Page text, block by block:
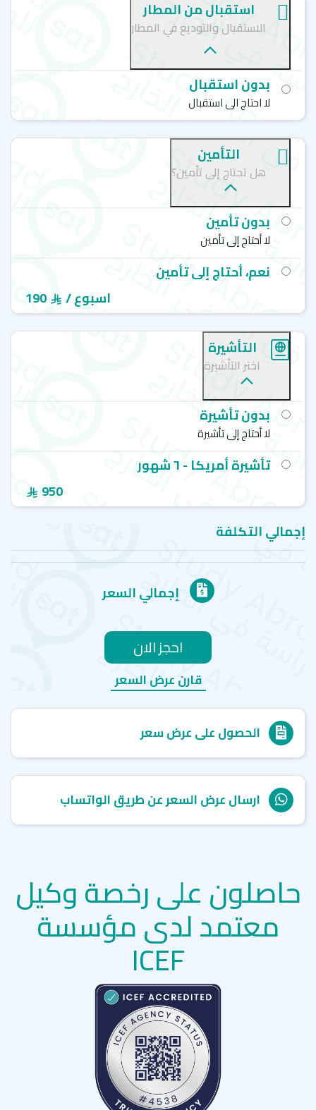
يمكنك اختيار افضل دورة لتعلم اللغة الانجليزية من بين الدورات
التي يُقدمها معهد "إي أف" EF Education First
شركة سات للاستشارات الأكاديمية
الجدير بالذكر أن المعهد لا يُقدم دورات انجليزي مجانية وإذا كنت
ترغب في الحصول على دورات انجليزي عن بعد؛ يمكنك التواصل
مع إدارة سات
فروع معهد إي أف فرست في امريكا
إي أف فرست - هونولولو - EF Education First
إي أف فرست - ميامي بيتش - EF Education First
إي أف فرست - لوس أنجلوس - EF Education First
إي أف فرست - سياتل - EF Education First
استقبال من المطار
الاستقبال والتوديع في المطار
بدون استقبال
لا احتاج الى استقبال
التأمين
هل تحتاج إلى تأمين؟
بدون تأمين
لا أحتاج إلى تأمين
نعم، أحتاج إلى تأمين
190
/ اسبوع
التأشيرة
اختر التأشيرة
بدون تأشيرة
لا أحتاج إلى تأشيرة
تأشيرة أمريكا - ٦ شهور
950
إجمالي التكلفة
إجمالي السعر
احجز الان
قارن عرض السعر
الحصول على عرض سعر
ارسال عرض السعر عن طريق الواتساب
حاصلون على رخصة وكيل
معتمد لدى مؤسسة
ICEF